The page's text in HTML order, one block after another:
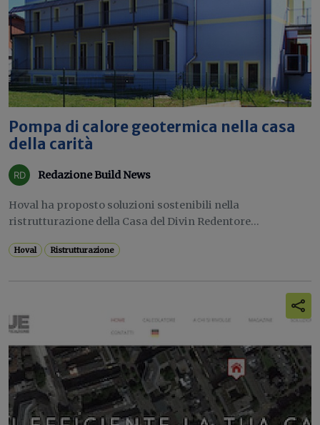
Pompa di calore geotermica nella casa
della carità
Redazione Build News
Hoval ha proposto soluzioni sostenibili nella
ristrutturazione della Casa del Divin Redentore...
Hoval Ristrutturazione